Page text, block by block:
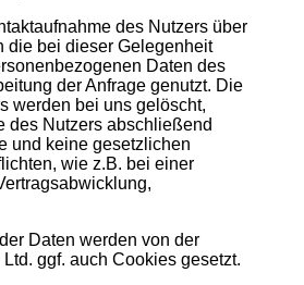
des Nutzers über
die bei dieser Gelegenheit
Daten des
der Anfrage genutzt. Die
werden bei uns gelöscht,
des Nutzers abschließend
und keine gesetzlichen
wie z.B. bei einer
Daten werden von der
ggf. auch Cookies gesetzt.